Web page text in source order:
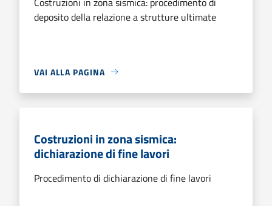
deposito della relazione a strutture ultimate
VAI ALLA PAGINA
Costruzioni in zona sismica:
dichiarazione di fine lavori
Procedimento di dichiarazione di fine lavori